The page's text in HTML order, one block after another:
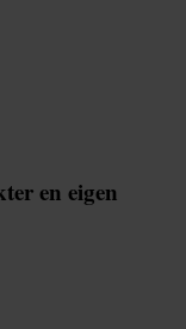
en eigen